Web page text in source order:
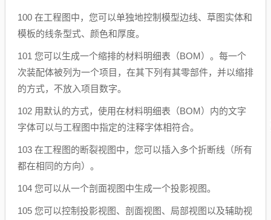
100 在工程图中，您可以单独地控制模型边线、草图实体和
模板的线条型式、颜色和厚度。
101 您可以生成一个缩排的材料明细表（BOM）。每一个
次装配体被列为一个项目，在其下列有其零部件，并以缩排
的方式，不放入项目数字。
102 用默认的方式，使用在材料明细表（BOM）内的文字
字体可以与工程图中指定的注释字体相符合。
103 在工程图的断裂视图中，您可以插入多个折断线（所有
都在相同的方向）。
104 您可以从一个剖面视图中生成一个投影视图。
105 您可以控制投影视图、剖面视图、局部视图以及辅助视